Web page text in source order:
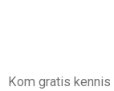
de
Kom gratis